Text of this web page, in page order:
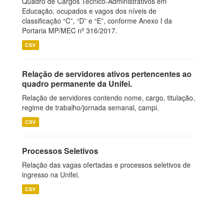
Educação, ocupados e vagos dos níveis de
classificação “C”, “D” e “E”, conforme Anexo I da
Portaria MP/MEC nº 316/2017.
CSV
Relação de servidores ativos pertencentes ao
quadro permanente da Unifei.
Relação de servidores contendo nome, cargo, titulação,
regime de trabalho/jornada semanal, campi.
CSV
Processos Seletivos
Relação das vagas ofertadas e processos seletivos de
ingresso na Unifei.
CSV